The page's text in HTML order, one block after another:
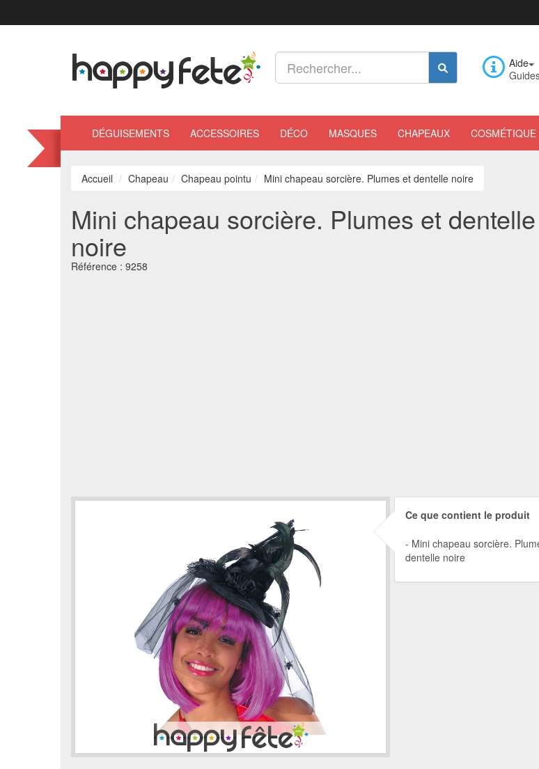
Aide
DÉGUISEMENTS ACCESSOIRES DÉCO MASQUES CHAPEAUX COSMÉTIQUE
Accueil Chapeau Chapeau pointu Mini chapeau sorcière. Plumes et dentelle noire
Mini chapeau sorcière. Plumes et dentelle
noire
Référence : 9258
Ce que contient le produit
Mini chapeau sorcière.
dentelle noire